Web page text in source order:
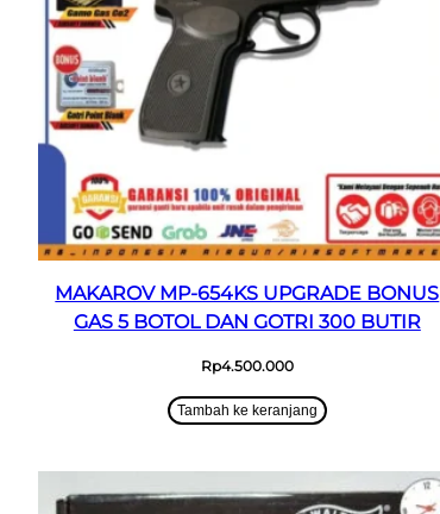
MAKAROV MP-654KS UPGRADE BONUS
GAS 5 BOTOL DAN GOTRI 300 BUTIR
Rp4.500.000
Tambah ke keranjang